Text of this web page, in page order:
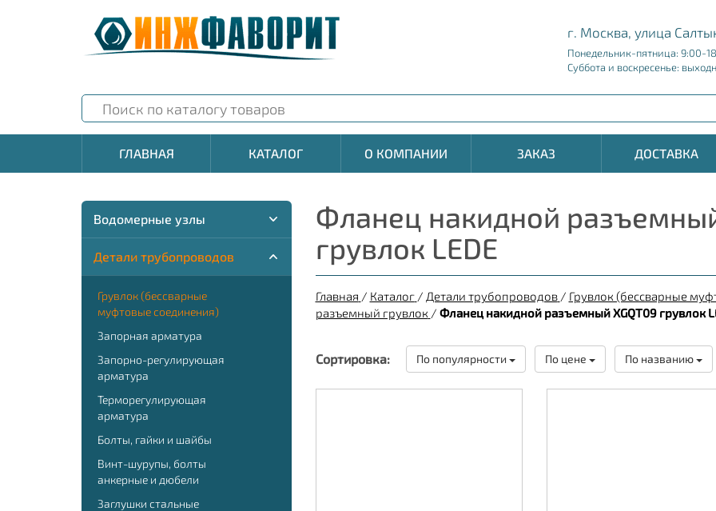
г. Москва, улица
Понедельник-пятница: 9:00-
Суббота и воскресенье:
ГЛАВНАЯ КАТАЛОГ О КОМПАНИИ ЗАКАЗ ДОСТАВКА
Водомерные узлы
Детали трубопроводов
Грувлок (бессварные
муфтовые соединения)
Запорная арматура
Запорно-регулирующая
арматура
Терморегулирующая
арматура
Болты, гайки и шайбы
Винт-шурупы, болты
анкерные и дюбели
Заглушки стальные
Фланец накидной
грувлок LEDE
Главная / Каталог / Детали трубопроводов / Грувлок (бессварные
разъемный грувлок / Фланец накидной разъемный XGQT09 грувлок
Сортировка: По популярности По цене По названию